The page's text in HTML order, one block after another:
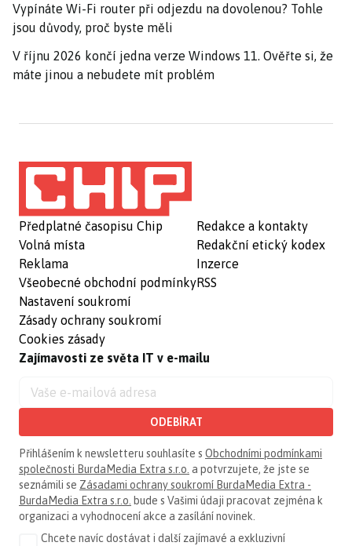
Vypínáte Wi-Fi router při odjezdu na dovolenou? Tohle
jsou důvody, proč byste měli
V říjnu 2026 končí jedna verze Windows 11. Ověřte si, že
máte jinou a nebudete mít problém
Předplatné časopisu Chip
Volná místa
Reklama
Všeobecné obchodní podmínky
Nastavení soukromí
Zásady ochrany soukromí
Cookies zásady
Redakce a kontakty
Redakční etický kodex
Inzerce
RSS
Zajímavosti ze světa IT v e-mailu
ODEBÍRAT
Přihlášením k newsletteru souhlasíte s Obchodními podmínkami
společnosti BurdaMedia Extra s.r.o. a potvrzujete, že jste se
seznámili se Zásadami ochrany soukromí BurdaMedia Extra -
BurdaMedia Extra s.r.o. bude s Vašimi údaji pracovat zejména k
organizaci a vyhodnocení akce a zasílání novinek.
Chcete navíc dostávat i další zajímavé a exkluzivní